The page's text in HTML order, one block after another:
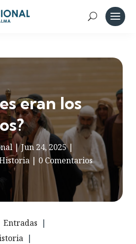
eran los
|Jun 24, 2025|
| 0 Comentarios
Entradas |
|